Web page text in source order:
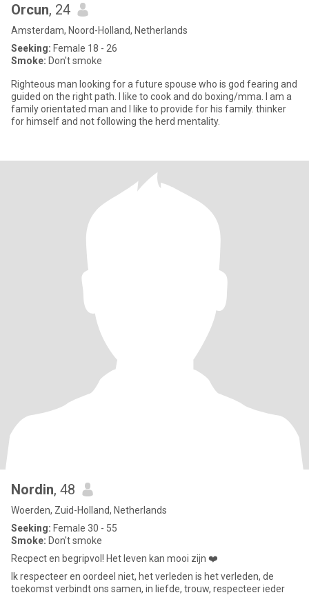
Orcun, 24
Amsterdam, Noord-Holland, Netherlands
Seeking: Female 18 - 26
Smoke: Don't smoke
Righteous man looking for a future spouse who is god fearing and
guided on the right path. I like to cook and do boxing/mma. I am a
family orientated man and I like to provide for his family. thinker
for himself and not following the herd mentality.
Nordin, 48
Woerden, Zuid-Holland, Netherlands
Seeking: Female 30 - 55
Smoke: Don't smoke
Recpect en begripvol! Het leven kan mooi zijn ❤️
Ik respecteer en oordeel niet, het verleden is het verleden, de
toekomst verbindt ons samen, in liefde, trouw, respecteer ieder